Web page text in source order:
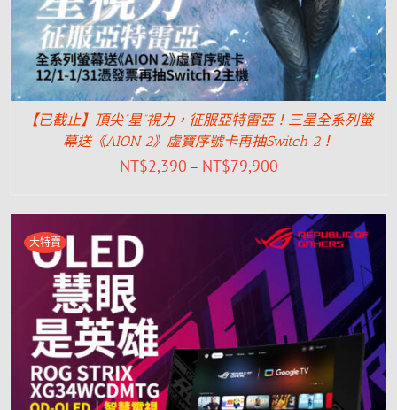
【已截止】頂尖”星”視力，征服亞特雷亞！三星全系列螢
幕送《AION 2》虛寶序號卡再抽Switch 2！
NT$2,390 – NT$79,900
大特賣